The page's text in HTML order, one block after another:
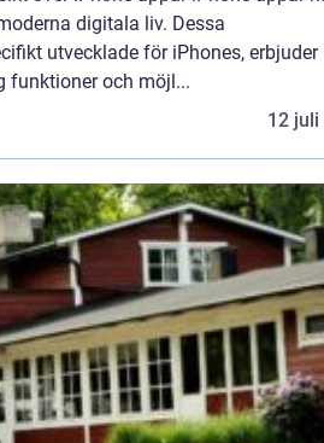
digitala liv. Dessa
utvecklade för iPhones, erbjuder
funktioner och möjl...
12 juli